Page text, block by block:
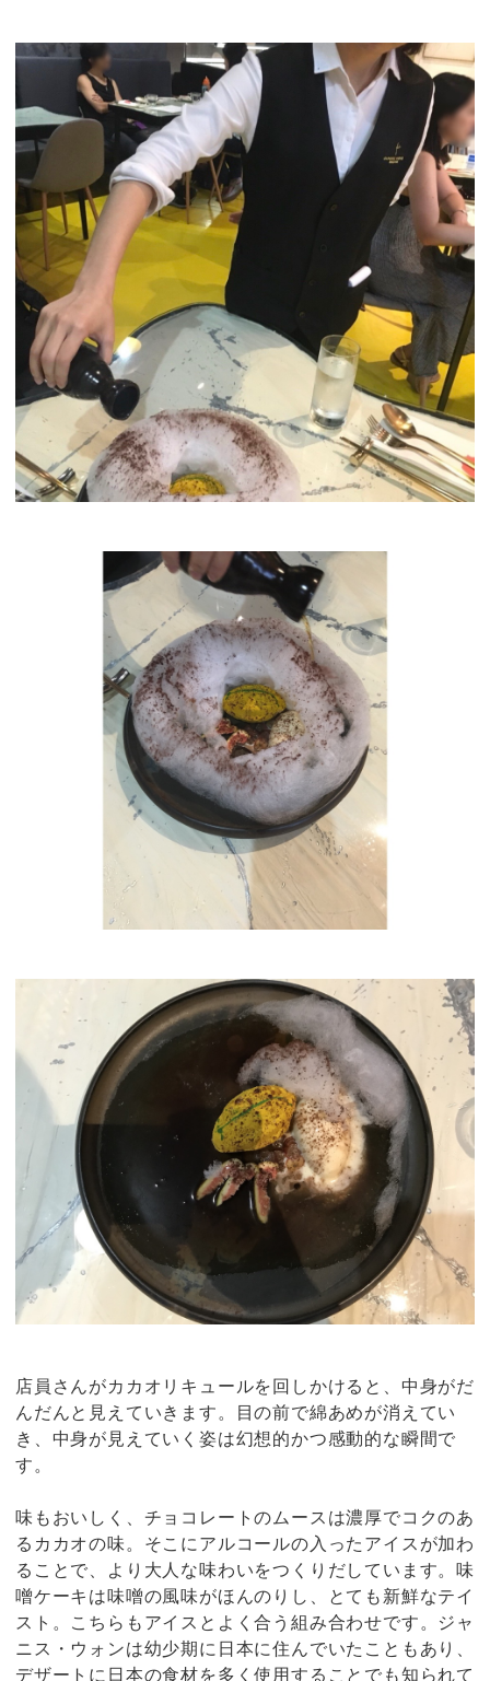
店員さんがカカオリキュールを回しかけると、中身がだ
んだんと見えていきます。目の前で綿あめが消えてい
き、中身が見えていく姿は幻想的かつ感動的な瞬間で
す。
味もおいしく、チョコレートのムースは濃厚でコクのあ
るカカオの味。そこにアルコールの入ったアイスが加わ
ることで、より大人な味わいをつくりだしています。味
噌ケーキは味噌の風味がほんのりし、とても新鮮なテイ
スト。こちらもアイスとよく合う組み合わせです。ジャ
ニス・ウォンは幼少期に日本に住んでいたこともあり、
デザートに日本の食材を多く使用することでも知られて